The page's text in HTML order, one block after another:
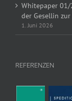
Whitepaper 01/
der Gesellin
1. Juni 2026
REFERENZEN